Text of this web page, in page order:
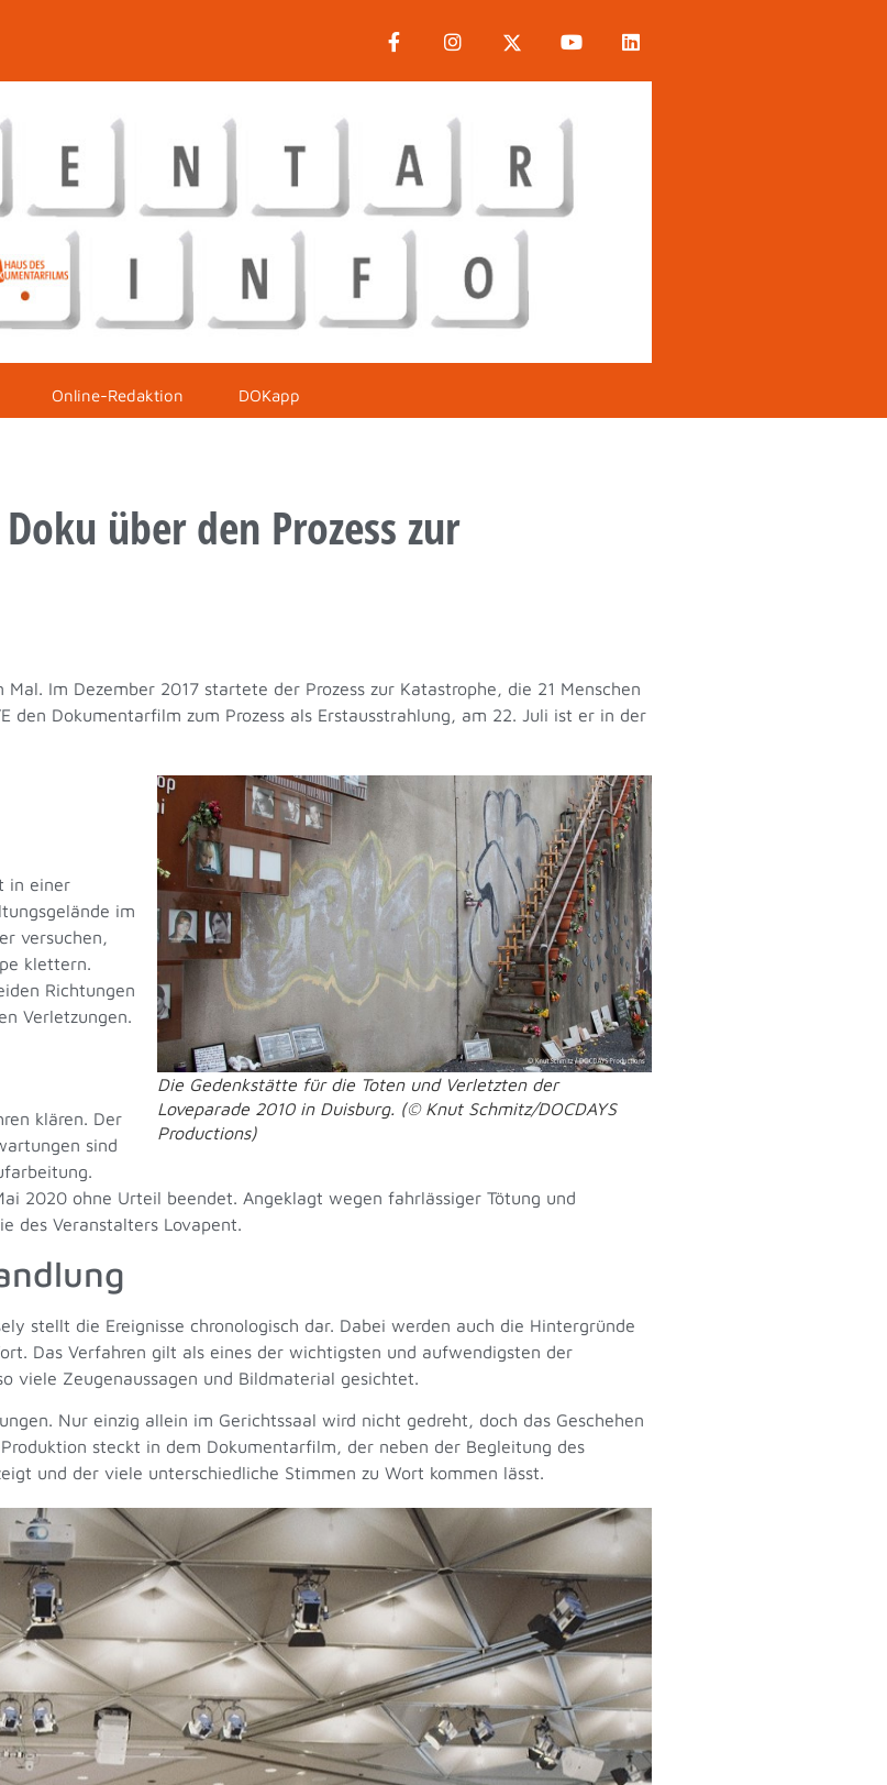
Online-Redaktion DOKapp
über den Prozess zur
Im Dezember 2017 startete der Prozess zur Katastrophe, die 21 Menschen
den Dokumentarfilm zum Prozess als Erstausstrahlung, am 22. Juli ist er in der
Die Gedenkstätte für die Toten und Verletzten der
Loveparade 2010 in Duisburg. (© Knut Schmitz/DOCDAYS
Productions)
in einer
im
versuchen,
klettern.
Richtungen
Verletzungen.
klären. Der
sind
2020 ohne Urteil beendet. Angeklagt wegen fahrlässiger Tötung und
des Veranstalters Lovapent.
stellt die Ereignisse chronologisch dar. Dabei werden auch die Hintergründe
Das Verfahren gilt als eines der wichtigsten und aufwendigsten der
viele Zeugenaussagen und Bildmaterial gesichtet.
Nur einzig allein im Gerichtssaal wird nicht gedreht, doch das Geschehen
steckt in dem Dokumentarfilm, der neben der Begleitung des
und der viele unterschiedliche Stimmen zu Wort kommen lässt.